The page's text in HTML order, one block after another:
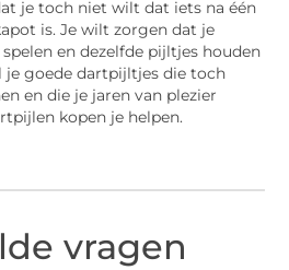
je toch niet wilt dat iets na één
is. Je wilt zorgen dat je
en dezelfde pijltjes houden
je goede dartpijltjes die toch
en die je jaren van plezier
kopen je helpen.
vragen